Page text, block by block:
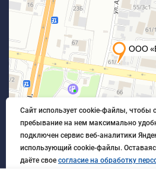
Сайт использует cookie-файлы, чтобы
пребывание на нем максимально
подключен сервис веб-аналитики
использующий cookie-файлы.
даёте свое согласие на обработку